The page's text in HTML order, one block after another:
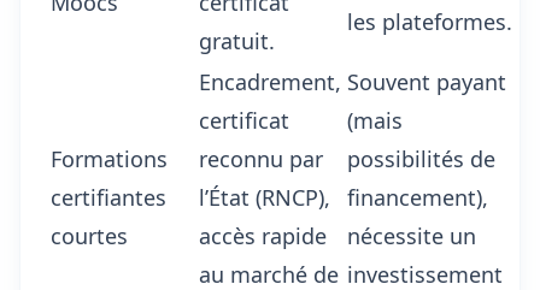
gratuit.
les plateformes.
Formations
certifiantes
courtes
Encadrement,
certificat
reconnu par
l’État (RNCP),
accès rapide
au marché de
Souvent payant
(mais
possibilités de
financement),
nécessite un
investissement